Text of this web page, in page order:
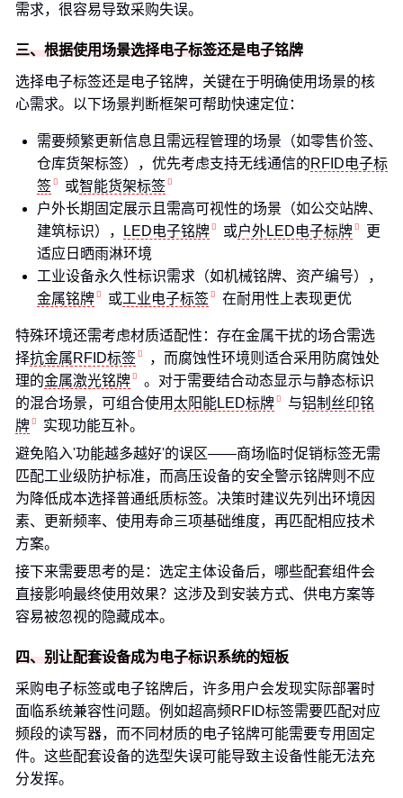
需求，很容易导致采购失误。
三、根据使用场景选择电子标签还是电子铭牌
选择电子标签还是电子铭牌，关键在于明确使用场景的核
心需求。以下场景判断框架可帮助快速定位：
需要频繁更新信息且需远程管理的场景（如零售价签、
仓库货架标签），优先考虑支持无线通信的RFID电子标
签
或智能货架标签
户外长期固定展示且需高可视性的场景（如公交站牌、
建筑标识），
LED电子铭牌 或户外LED电子标牌
更
适应日晒雨淋环境
工业设备永久性标识需求（如机械铭牌、资产编号），
金属铭牌
或工业电子标签 在耐用性上表现更优
特殊环境还需考虑材质适配性：存在金属干扰的场合需选
择抗金属RFID标签
，而腐蚀性环境则适合采用防腐蚀处
理的金属激光铭牌
。对于需要结合动态显示与静态标识
的混合场景，可组合使用 太阳能LED标牌 与铝制丝印铭
牌
实现功能互补。
避免陷入'功能越多越好'的误区——商场临时促销标签无需
匹配工业级防护标准，而高压设备的安全警示铭牌则不应
为降低成本选择普通纸质标签。决策时建议先列出环境因
素、更新频率、使用寿命三项基础维度，再匹配相应技术
方案。
接下来需要思考的是：选定主体设备后，哪些配套组件会
直接影响最终使用效果？这涉及到安装方式、供电方案等
容易被忽视的隐藏成本。
四、别让配套设备成为电子标识系统的短板
采购电子标签或电子铭牌后，许多用户会发现实际部署时
面临系统兼容性问题。例如超高频RFID标签需要匹配对应
频段的读写器，而不同材质的电子铭牌可能需要专用固定
件。这些配套设备的选型失误可能导致主设备性能无法充
分发挥。